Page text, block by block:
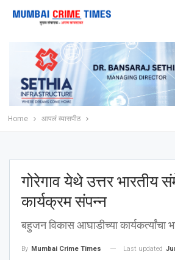
Home आपलं व्यासपीठ
गोरेगाव येथे उत्तर भारतीय
कार्यक्रम संपन्न
बहुजन विकास आघाडीच्या कार्यकर्त्यांचा
By Mumbai Crime Times Last updated